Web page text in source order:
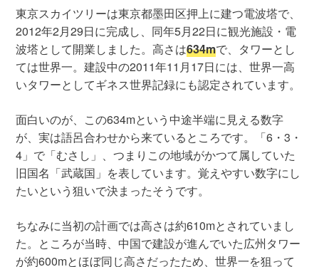
東京スカイツリーは東京都墨田区押上に建つ電波塔で、
2012年2月29日に完成し、同年5月22日に観光施設・電
波塔として開業しました。高さは634mで、タワーとし
ては世界一。建設中の2011年11月17日には、世界一高
いタワーとしてギネス世界記録にも認定されています。
面白いのが、この634mという中途半端に見える数字
が、実は語呂合わせから来ているところです。「6・3・
4」で「むさし」、つまりこの地域がかつて属していた
旧国名「武蔵国」を表しています。覚えやすい数字にし
たいという狙いで決まったそうです。
ちなみに当初の計画では高さは約610mとされていまし
た。ところが当時、中国で建設が進んでいた広州タワー
が約600mとほぼ同じ高さだったため、世界一を狙って